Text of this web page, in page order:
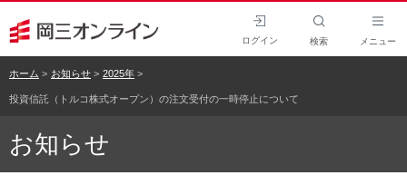
ログイン 検索 メニュー
ホーム お知らせ 2025年
投資信託（トルコ株式オープン）の注文受付の一時停止について
お知らせ